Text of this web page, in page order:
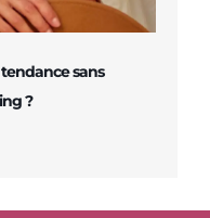
sans
?